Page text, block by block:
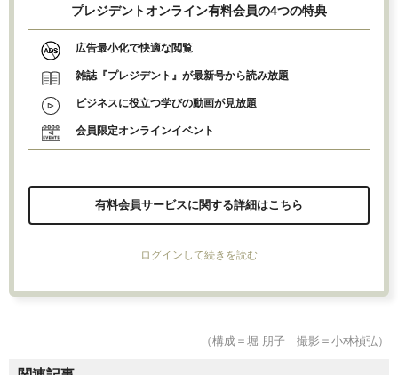
プレジデントオンライン有料会員の4つの特典
広告最小化で快適な閲覧
雑誌『プレジデント』が最新号から読み放題
ビジネスに役立つ学びの動画が見放題
会員限定オンラインイベント
有料会員サービスに関する詳細はこちら
ログインして続きを読む
（構成＝堀 朋子 撮影＝小林禎弘）